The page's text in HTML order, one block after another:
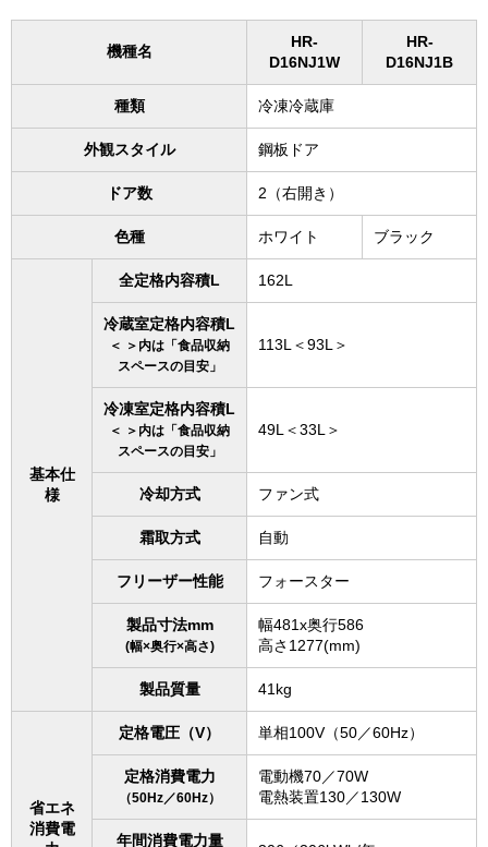
機種名
HR-
D16NJ1W
HR-
D16NJ1B
種類 冷凍冷蔵庫
外観スタイル 鋼板ドア
ドア数 2（右開き）
色種 ホワイト ブラック
基本仕
様
全定格内容積L 162L
冷蔵室定格内容積L
＜ ＞内は「食品収納
スペースの目安」
113L＜93L＞
冷凍室定格内容積L
＜ ＞内は「食品収納
スペースの目安」
49L＜33L＞
冷却方式 ファン式
霜取方式 自動
フリーザー性能 フォースター
製品寸法mm
(幅×奥行×高さ)
幅481x奥行586
高さ1277(mm)
製品質量 41kg
省エネ
消費電
定格電圧（V） 単相100V（50／60Hz）
定格消費電力
（50Hz／60Hz）
電動機70／70W
電熱装置130／130W
年間消費電力量